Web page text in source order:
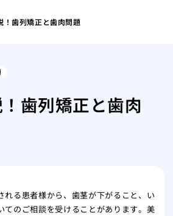
！歯列矯正と歯肉問題
美
の詳
歯列矯正と歯肉
れる患者様から、歯茎が下がること、い
てのご相談を受けることがあります。美